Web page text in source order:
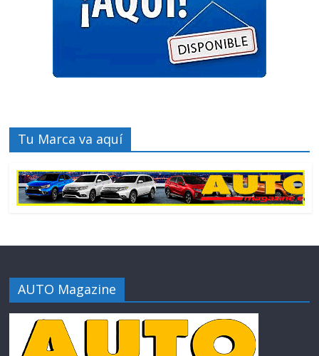
Tu Marca va aquí
AUTO Magazine